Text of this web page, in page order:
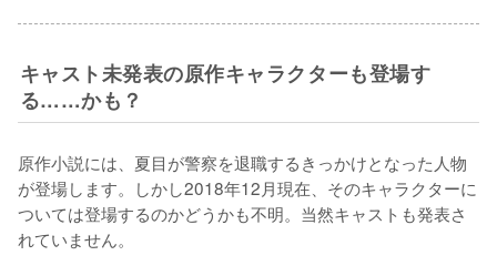
キャスト未発表の原作キャラクターも登場す
る……かも？
原作小説には、夏目が警察を退職するきっかけとなった人物
が登場します。しかし2018年12月現在、そのキャラクターに
ついては登場するのかどうかも不明。当然キャストも発表さ
れていません。